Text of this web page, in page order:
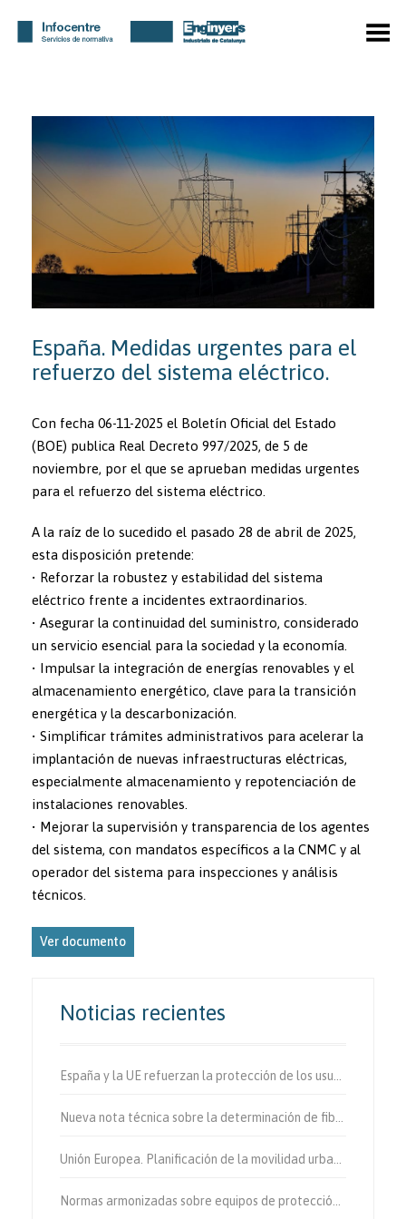
Menú
España. Medidas urgentes para el
refuerzo del sistema eléctrico.
Con fecha 06-11-2025 el Boletín Oficial del Estado
(BOE) publica Real Decreto 997/2025, de 5 de
noviembre, por el que se aprueban medidas urgentes
para el refuerzo del sistema eléctrico.
A la raíz de lo sucedido el pasado 28 de abril de 2025,
esta disposición pretende:
• Reforzar la robustez y estabilidad del sistema
eléctrico frente a incidentes extraordinarios.
• Asegurar la continuidad del suministro, considerado
un servicio esencial para la sociedad y la economía.
• Impulsar la integración de energías renovables y el
almacenamiento energético, clave para la transición
energética y la descarbonización.
• Simplificar trámites administrativos para acelerar la
implantación de nuevas infraestructuras eléctricas,
especialmente almacenamiento y repotenciación de
instalaciones renovables.
• Mejorar la supervisión y transparencia de los agentes
del sistema, con mandatos específicos a la CNMC y al
operador del sistema para inspecciones y análisis
técnicos.
Ver documento
Noticias recientes
España y la UE refuerzan la protección de los usuarios vulnerables de la vía.
Nueva nota técnica sobre la determinación de fibras de amianto en aire
Unión Europea. Planificación de la movilidad urbana sostenible.
Normas armonizadas sobre equipos de protección individual.